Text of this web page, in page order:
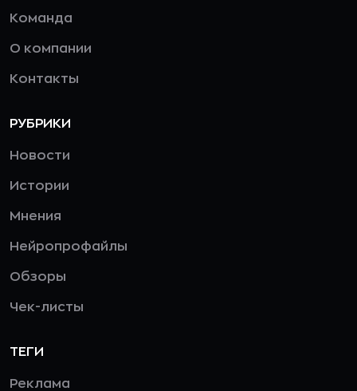
Команда
О компании
Контакты
РУБРИКИ
Новости
Истории
Мнения
Нейропрофайлы
Обзоры
Чек-листы
ТЕГИ
Реклама